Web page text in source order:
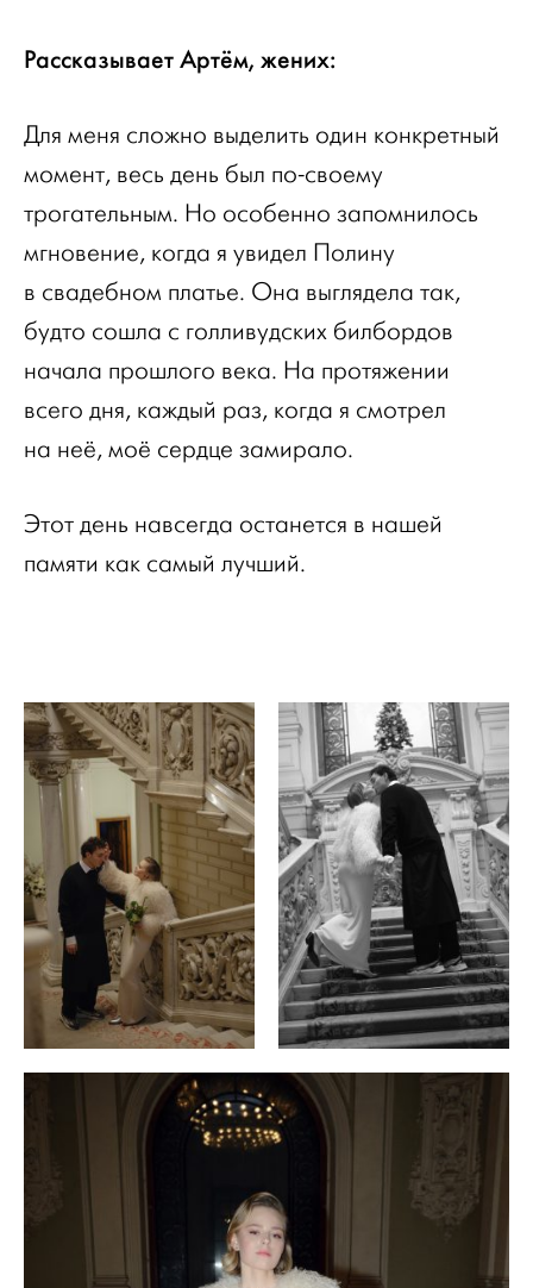
Рассказывает Артём, жених:
Для меня сложно выделить один конкретный
момент, весь день был по-своему
трогательным. Но особенно запомнилось
мгновение, когда я увидел Полину
в свадебном платье. Она выглядела так,
будто сошла с голливудских билбордов
начала прошлого века. На протяжении
всего дня, каждый раз, когда я смотрел
на неё, моё сердце замирало.
Этот день навсегда останется в нашей
памяти как самый лучший.